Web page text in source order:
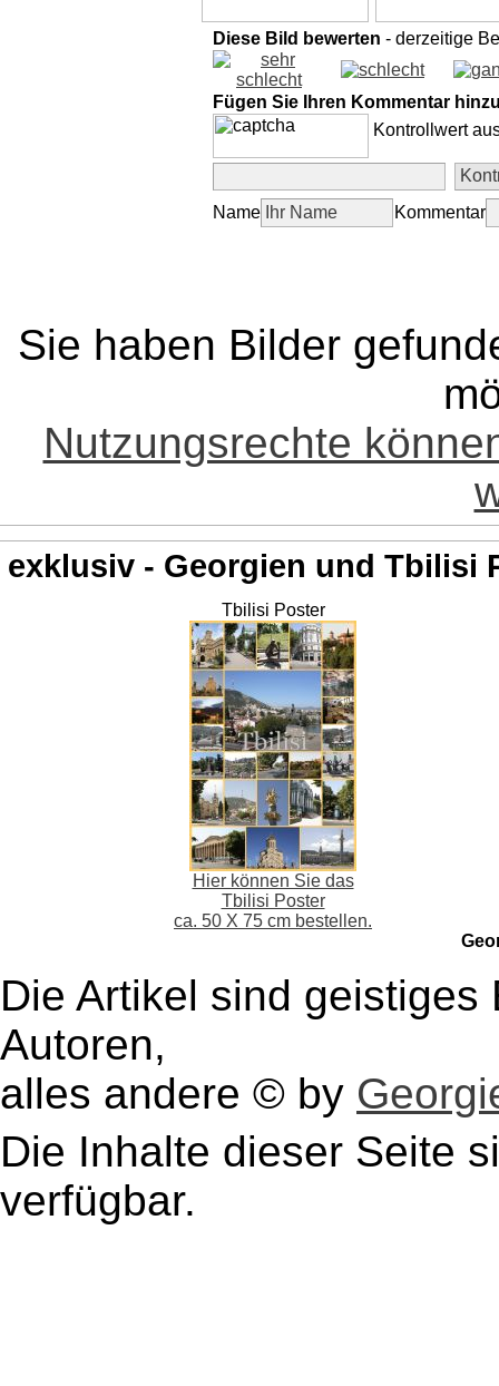
Diese Bild bewerten - derzeitige
Fügen Sie Ihren Kommentar
Kontrollwert
Name Kommentar
Sie haben Bilder
Nutzungsrechte
exklusiv - Georgien und Tbilisi
Tbilisi Poster
Hier können Sie das
Tbilisi Poster
ca. 50 X 75 cm bestellen.
Die Artikel sind
Autoren,
alles andere © by
Die Inhalte dieser Seite
verfügbar.